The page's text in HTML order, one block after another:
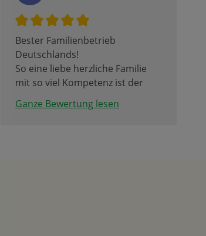
Bester Familienbetrieb
Deutschlands!
So eine liebe herzliche Familie
mit so viel Kompetenz ist der
Liebe Grüße aus Wien
Ganze Bewertung lesen